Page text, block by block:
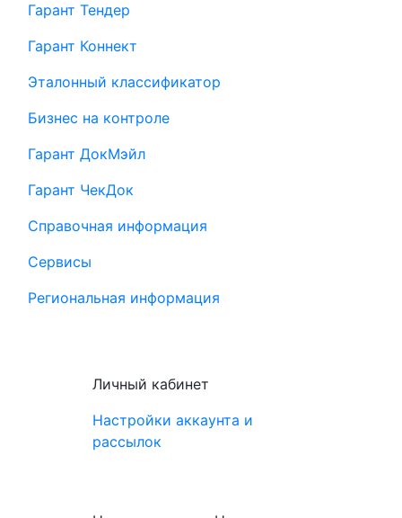
Гарант Тендер
Гарант Коннект
Эталонный классификатор
Бизнес на контроле
Гарант ДокМэйл
Гарант ЧекДок
Справочная информация
Сервисы
Региональная информация
Личный кабинет
Настройки аккаунта и
рассылок